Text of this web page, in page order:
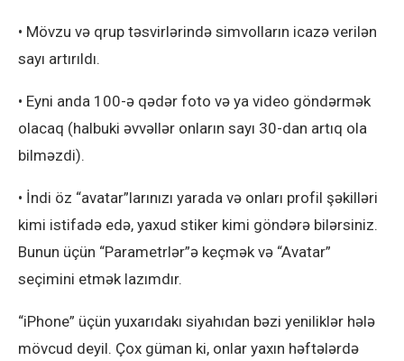
• Mövzu və qrup təsvirlərində simvolların icazə verilən
sayı artırıldı.
• Eyni anda 100-ə qədər foto və ya video göndərmək
olacaq (halbuki əvvəllər onların sayı 30-dan artıq ola
bilməzdi).
• İndi öz “avatar”larınızı yarada və onları profil şəkilləri
kimi istifadə edə, yaxud stiker kimi göndərə bilərsiniz.
Bunun üçün “Parametrlər”ə keçmək və “Avatar”
seçimini etmək lazımdır.
“iPhone” üçün yuxarıdakı siyahıdan bəzi yeniliklər hələ
mövcud deyil. Çox güman ki, onlar yaxın həftələrdə